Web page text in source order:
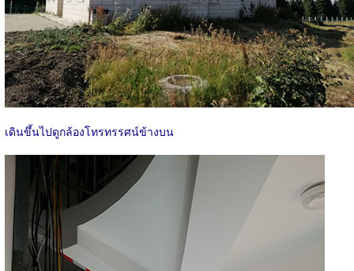
เดินขึ้นไปดูกล้องโทรทรรศน์ข้างบน